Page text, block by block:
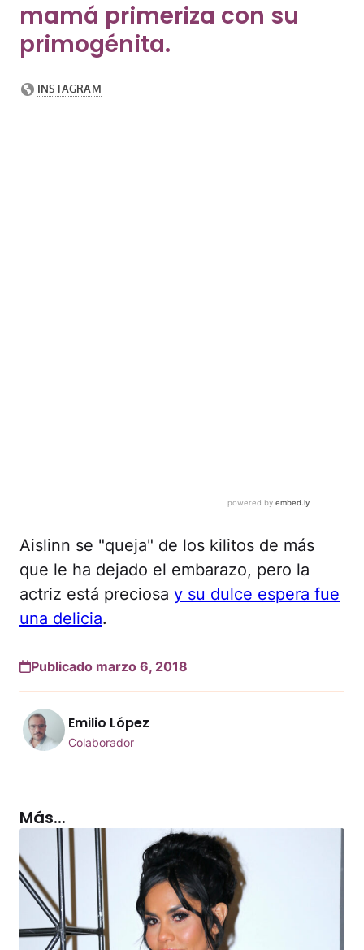
mamá primeriza con su
primogénita.
Aislinn se "queja" de los kilitos de más
que le ha dejado el embarazo, pero la
actriz está preciosa y su dulce espera fue
una delicia.
Publicado marzo 6, 2018
Emilio López
Colaborador
Más...